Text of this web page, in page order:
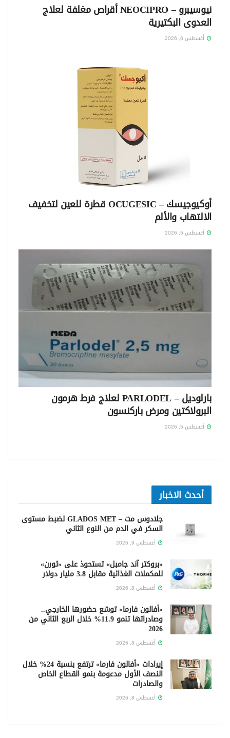
نيوسيبرو – NEOCIPRO أقراص مغلفة لعلاج
العدوى البكتيرية
أغسطس 6, 2026
أوكيوجيسك – OCUGESIC قطرة للعين لتخفيف
الالتهاب والألم
أغسطس 5, 2026
بارلوديل – PARLODEL لعلاج فرط هرمون
البرولاكتين ومرض باركنسون
أغسطس 5, 2026
أحدث الاخبار
جلادوس مت – GLADOS MET لضبط مستوى
السكر في الدم من النوع الثاني
أغسطس 9, 2026
«بروكتر آند جامبل» تستحوذ على «ثورن»
للمكملات الغذائية مقابل 3.8 مليار دولار
أغسطس 8, 2026
«أفالون فارما» توسّع حضورها الخارجي..
وصادراتها تنمو 11.9% خلال الربع الثاني من
2026
أغسطس 8, 2026
إيرادات «أفالون فارما» ترتفع بنسبة 24% خلال
النصف الأول مدعومة بنمو القطاع الخاص
والصادرات
أغسطس 8, 2026